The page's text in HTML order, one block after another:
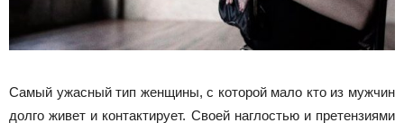
Самый ужасный тип женщины, с которой мало кто из мужчин
долго живет и контактирует. Своей наглостью и претензиями